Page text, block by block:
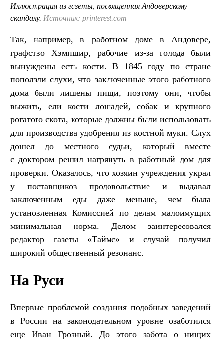
Иллюстрация из газеты, посвященная Андоверскому
скандалу. Источник: printerest.com
Так, например, в работном доме в Андовере,
графство Хэмпшир, рабочие из-за голода были
вынуждены есть кости. В 1845 году по стране
поползли слухи, что заключенные этого работного
дома были лишены пищи, поэтому они, чтобы
выжить, ели кости лошадей, собак и крупного
рогатого скота, которые должны были использовать
для производства удобрения из костной муки. Слух
дошел до местного судьи, который вместе
с доктором решил нагрянуть в работный дом для
проверки. Оказалось, что хозяин учреждения украл
у поставщиков продовольствие и выдавал
заключенным еды даже меньше, чем была
установленная Комиссией по делам малоимущих
минимальная норма. Делом заинтересовался
редактор газеты «Таймс» и случай получил
широкий общественный резонанс.
На Руси
Впервые проблемой создания подобных заведений
в России на законодательном уровне озаботился
еще Иван Грозный. До этого забота о нищих